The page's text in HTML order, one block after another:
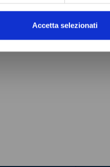
Accetta selezionati